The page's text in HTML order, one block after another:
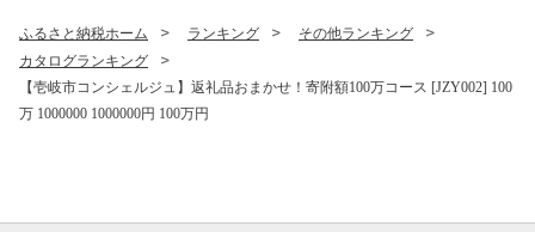
ふるさと納税ホーム ランキング
その他ランキング
カタログランキング
【壱岐市コンシェルジュ】返礼品おまかせ！寄附額100万コース [JZY002] 100
万 1000000 1000000円 100万円